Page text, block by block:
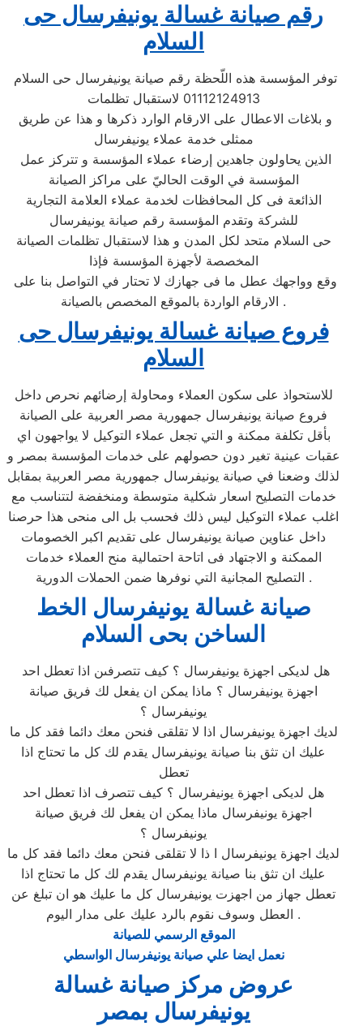
رقم صيانة غسالة يونيفرسال حى
السلام
توفر المؤسسة هذه اللّحظة رقم صيانة يونيفرسال حى السلام
01112124913 لاستقبال تظلمات
ممثلى خدمة عملاء يونيفرسال
المؤسسة في الوقت الحاليّ على مراكز الصيانة
الذائعة فى كل المحافظات لخدمة عملاء العلامة التجارية
للشركة وتقدم المؤسسة رقم صيانة يونيفرسال
حى السلام متحد لكل المدن و هذا لاستقبال تظلمات الصيانة
المخصصة لأجهزة المؤسسة فإذا
الارقام الواردة بالموقع المخصص بالصيانة .
فروع صيانة غسالة يونيفرسال حى
السلام
للاستحواذ على سكون العملاء ومحاولة إرضائهم نحرص داخل
فروع صيانة يونيفرسال جمهورية مصر العربية على الصيانة
بأقل تكلفة ممكنة و التي تجعل عملاء التوكيل لا يواجهون اي
عقبات عينية تغير دون حصولهم على خدمات المؤسسة بمصر و
لذلك وضعنا في صيانة يونيفرسال جمهورية مصر العربية بمقابل
خدمات التصليح اسعار شكلية متوسطة ومنخفضة لتتناسب مع
اغلب عملاء التوكيل ليس ذلك فحسب بل الى منحى هذا حرصنا
داخل عناوين صيانة يونيفرسال على تقديم اكبر الخصومات
الممكنة و الاجتهاد فى اتاحة احتمالية منح العملاء خدمات
التصليح المجانية التي نوفرها ضمن الحملات الدورية .
صيانة غسالة يونيفرسال الخط
الساخن بحى السلام
اجهزة يونيفرسال ؟ ماذا يمكن ان يفعل لك فريق صيانة
يونيفرسال ؟
لديك اجهزة يونيفرسال اذا لا تقلقى فنحن معك دائما فقد كل ما
عليك ان تثق بنا صيانة يونيفرسال يقدم لك كل ما تحتاج اذا
تعطل
هل لديكى اجهزة يونيفرسال ؟ كيف تتصرف اذا تعطل احد
اجهزة يونيفرسال ماذا يمكن ان يفعل لك فريق صيانة
يونيفرسال ؟
لديك اجهزة يونيفرسال ا ذا لا تقلقى فنحن معك دائما فقد كل ما
عليك ان تثق بنا صيانة يونيفرسال يقدم لك كل ما تحتاج اذا
تعطل جهاز من اجهزت يونيفرسال كل ما عليك هو ان تبلغ عن
العطل وسوف نقوم بالرد عليك على مدار اليوم .
الموقع الرسمي للصيانة
نعمل ايضا علي صيانة يونيفرسال الواسطي
عروض مركز صيانة غسالة
يونيفرسال بمصر